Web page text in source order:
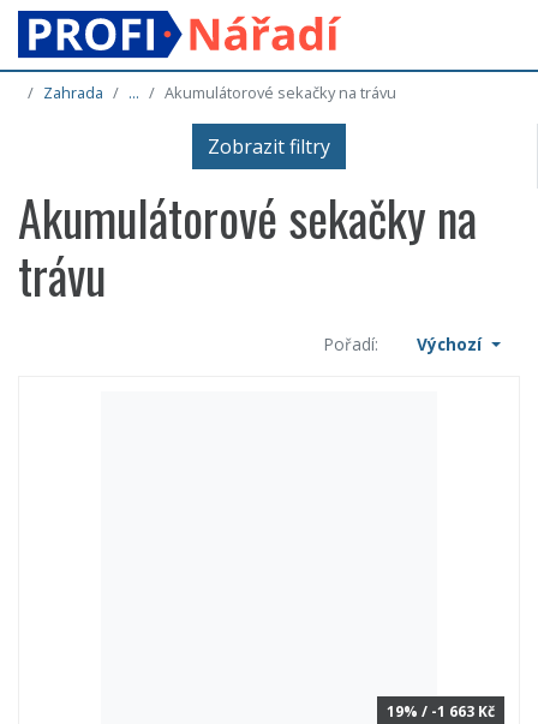
Zahrada ... Akumulátorové sekačky na trávu
Zobrazit filtry
Akumulátorové sekačky na
trávu
Pořadí: Výchozí
19% / -1 663 Kč